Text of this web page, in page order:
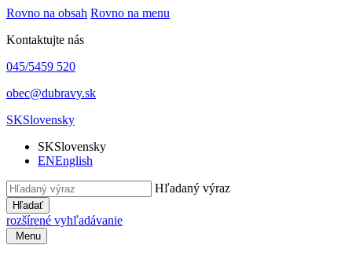
Rovno na obsah Rovno na menu
Kontaktujte nás
045/5459 520
obec@dubravy.sk
SKSlovensky
SKSlovensky
ENEnglish
Hľadaný výraz
Hľadať
rozšírené vyhľadávanie
Menu